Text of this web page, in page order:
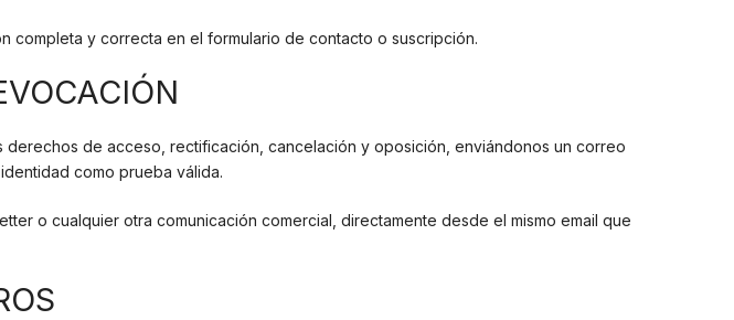
completa y correcta en el formulario de contacto o suscripción.
de acceso, rectificación, cancelación y oposición, enviándonos un correo
como prueba válida.
o cualquier otra comunicación comercial, directamente desde el mismo email que